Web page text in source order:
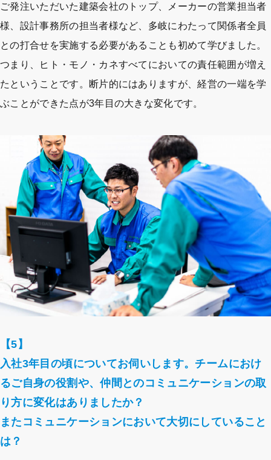
ご発注いただいた建築会社のトップ、メーカーの営業担当者
様、設計事務所の担当者様など、多岐にわたって関係者全員
との打合せを実施する必要があることも初めて学びました。
つまり、ヒト・モノ・カネすべてにおいての責任範囲が増え
たということです。断片的にはありますが、経営の一端を学
ぶことができた点が3年目の大きな変化です。
【5】
入社3年目の頃についてお伺いします。チームにおけ
るご自身の役割や、仲間とのコミュニケーションの取
り方に変化はありましたか？
またコミュニケーションにおいて大切にしていること
は？